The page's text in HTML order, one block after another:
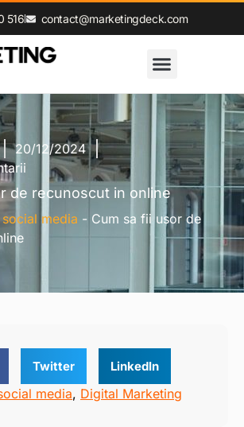
516‬ contact@marketingdeck.com
20/12/2024
de recunoscut in online
media - Cum sa fii usor de
media, Digital Marketing
Twitter LinkedIn